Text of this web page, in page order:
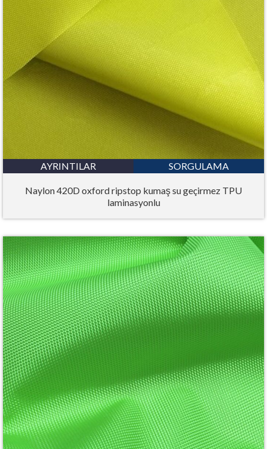
AYRINTILAR SORGULAMA
Naylon 420D oxford ripstop kumaş su geçirmez TPU
laminasyonlu